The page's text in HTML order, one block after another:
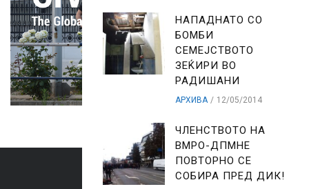
НАПАДНАТО СО
БОМБИ
СЕМЕЈСТВОТО
ЗЕЌИРИ ВО
РАДИШАНИ
АРХИВА 12/05/2014
ЧЛЕНСТВОТО НА
ВМРО-ДПМНЕ
ПОВТОРНО СЕ
СОБИРА ПРЕД ДИК!
ARCHIVES